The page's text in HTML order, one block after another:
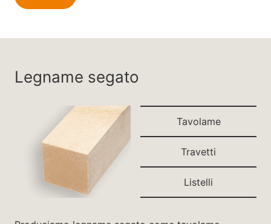
Legname segato
Tavolame
Travetti
Listelli